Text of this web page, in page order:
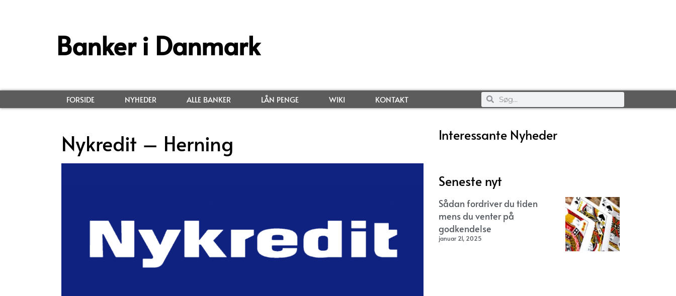
Banker i Danmark
FORSIDE NYHEDER ALLE BANKER LÅN PENGE WIKI KONTAKT
Nykredit – Herning Interessante Nyheder
Seneste nyt
Sådan fordriver du tiden
mens du venter på
godkendelse
januar 21, 2025